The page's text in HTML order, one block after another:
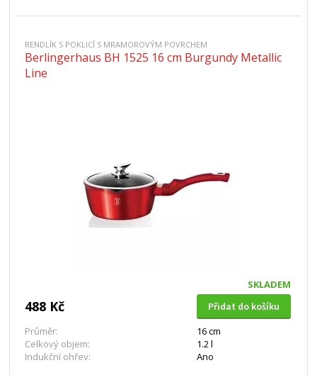
RENDLÍK S POKLICÍ S MRAMOROVÝM POVRCHEM
Berlingerhaus BH 1525 16 cm Burgundy Metallic
Line
SKLADEM
488 Kč
Přidat do košíku
Průměr:
16 cm
Celkový objem:
1.2 l
Indukční ohřev:
Ano